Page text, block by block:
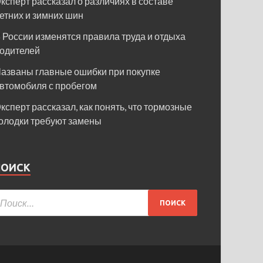
и зимних шин
России изменятся правила труда и отдыха
главные ошибки при покупке
с пробегом
рассказал, как понять, что тормозные
требуют замены